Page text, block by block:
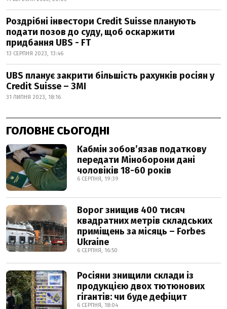
Роздрібні інвестори Credit Suisse планують
подати позов до суду, щоб оскаржити
придбання UBS - FT
13 СЕРПНЯ 2023, 13:46
UBS планує закрити більшість рахунків росіян у
Credit Suisse – ЗМІ
31 ЛИПНЯ 2023, 18:16
ГОЛОВНЕ СЬОГОДНІ
Кабмін зобовʼязав податкову
передати Міноборони дані
чоловіків 18-60 років
6 СЕРПНЯ, 19:39
Ворог знищив 400 тисяч
квадратних метрів складських
приміщень за місяць – Forbes
Ukraine
6 СЕРПНЯ, 16:50
Росіяни знищили склади із
продукцією двох тютюнових
гігантів: чи буде дефіцит
6 СЕРПНЯ, 18:04